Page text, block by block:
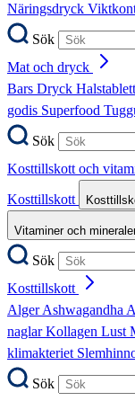
Näringsdryck
Sök
Mat och dryck
Bars Dryck
godis Superfood
Sök
Kosttillskott och
Kosttillskott
Vitaminer och
Sök
Kosttillskott
AlgerAshwagandha
naglarKollagen Lust
klimakteriet
Sök